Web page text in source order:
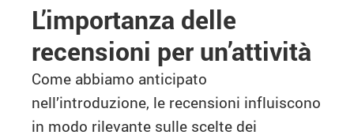
L’importanza delle
recensioni per un’attività
Come abbiamo anticipato
nell’introduzione, le recensioni influiscono
in modo rilevante sulle scelte dei